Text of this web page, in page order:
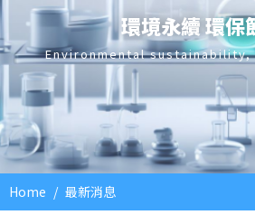
環境永續環保
Environmental
Home 最新消息